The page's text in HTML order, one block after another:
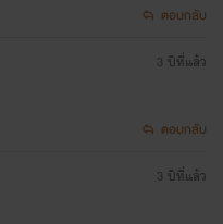
ตอบกลับ
3 ปีที่แล้ว
ตอบกลับ
3 ปีที่แล้ว